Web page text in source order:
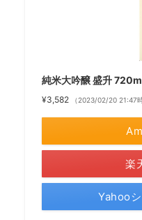
純米大吟醸 盛升
¥3,582 （2023/02/20 21:47
楽
Yahoo